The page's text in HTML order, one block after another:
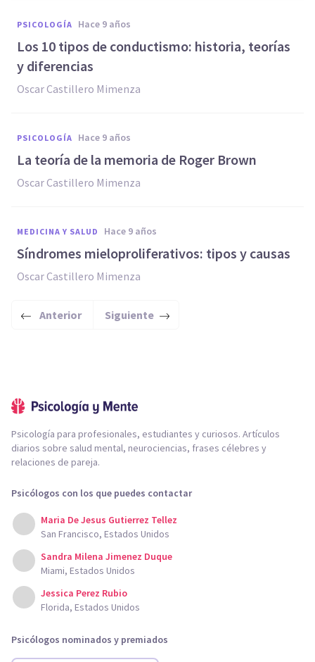
PSICOLOGÍA hace 9 años
​Los 10 tipos de conductismo: historia, teorías
y diferencias
Oscar Castillero Mimenza
PSICOLOGÍA hace 9 años
La teoría de la memoria de Roger Brown
Oscar Castillero Mimenza
MEDICINA Y SALUD hace 9 años
Síndromes mieloproliferativos: tipos y causas
Oscar Castillero Mimenza
Anterior Siguiente
Psicología para profesionales, estudiantes y curiosos. Artículos
diarios sobre salud mental, neurociencias, frases célebres y
relaciones de pareja.
Psicólogos con los que puedes contactar
Maria De Jesus Gutierrez Tellez
San Francisco, Estados Unidos
Sandra Milena Jimenez Duque
Miami, Estados Unidos
Jessica Perez Rubio
Florida, Estados Unidos
Psicólogos nominados y premiados